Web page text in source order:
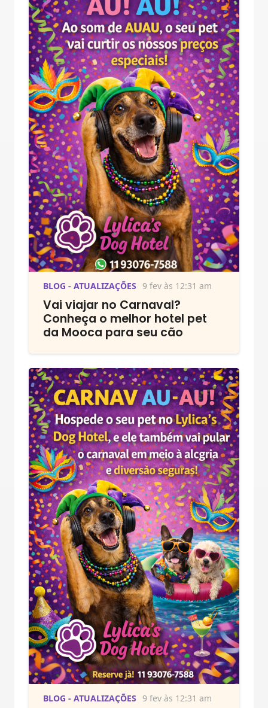
BLOG - ATUALIZAÇÕES 9 fev às 12:31 am
Vai viajar no Carnaval?
Conheça o melhor hotel pet
da Mooca para seu cão
BLOG - ATUALIZAÇÕES 9 fev às 12:31 am